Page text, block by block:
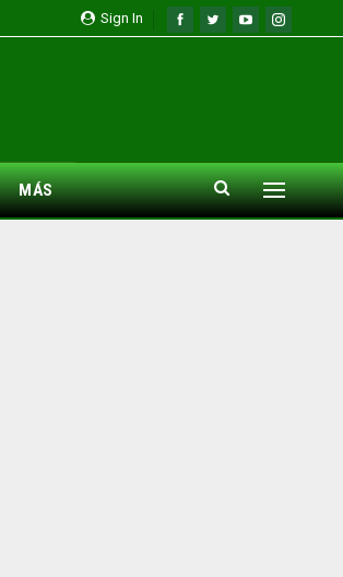
Sign In
MÁS